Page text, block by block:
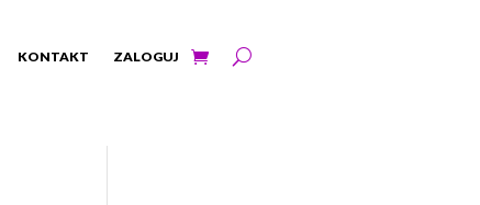
KONTAKT ZALOGUJ